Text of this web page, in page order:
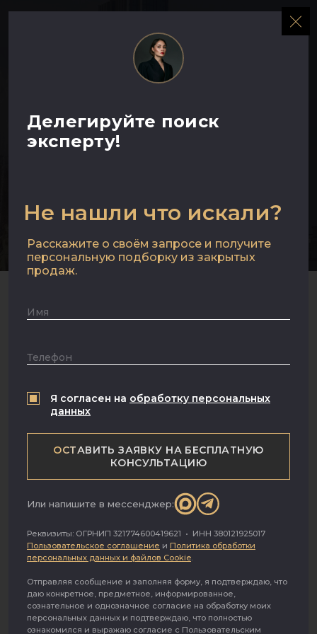
МЕНЮ
Видовая
квартира в ЖК
Режиссёр
Москва, улица Вильгельма Пика, 1
ТИП НЕДВИЖИМОСТИ
2 27
м2 37 500 000 ₽
Оперативный показ!
Продаётся двухкомнатная ВИДОВАЯ
квартира в доме премиум-класса возле
парка ВДНХ. Потрясающий вид в сторону
Делегируйте поиск
эксперту!
Не нашли что искали?
Расскажите о своём запросе и получите
персональную подборку из закрытых
продаж.
Имя
Телефон
Я согласен на обработку персональных
данных
ОСТАВИТЬ ЗАЯВКУ НА БЕСПЛАТНУЮ
КОНСУЛЬТАЦИЮ
Или напишите в мессенджер:
Реквизиты: ОГРНИП 321774600419621 • ИНН 380121925017
Пользовательское соглашение и Политика обработки
персональных данных и файлов Cookie.
Отправляя сообщение и заполняя форму, я подтверждаю, что
даю конкретное, предметное, информированное,
сознательное и однозначное согласие на обработку моих
персональных данных и подтверждаю, что полностью
ознакомился и выражаю согласие с Пользовательским